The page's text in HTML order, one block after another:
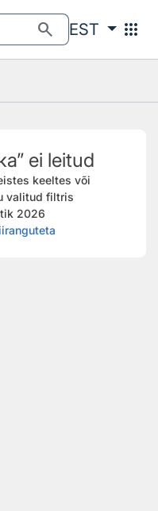
search EST apps
ei leitud
keeltes või
valitud filtris
2026